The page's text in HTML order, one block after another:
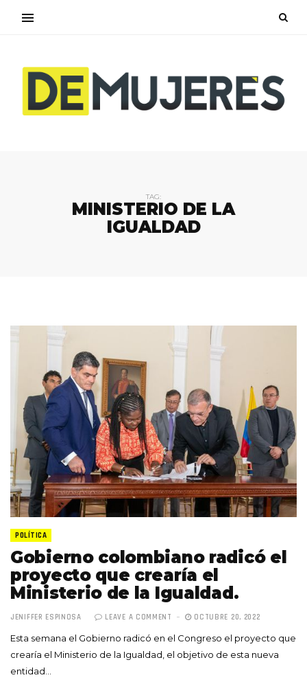
TAG:
MINISTERIO DE LA
IGUALDAD
POLÍTICA
Gobierno colombiano radicó el
proyecto que crearía el
Ministerio de la Igualdad.
JENIFFER ESPINOSA LEAVE A COMMENT OCTUBRE 20, 2022
Esta semana el Gobierno radicó en el Congreso el proyecto que
crearía el Ministerio de la Igualdad, el objetivo de esta nueva
entidad…